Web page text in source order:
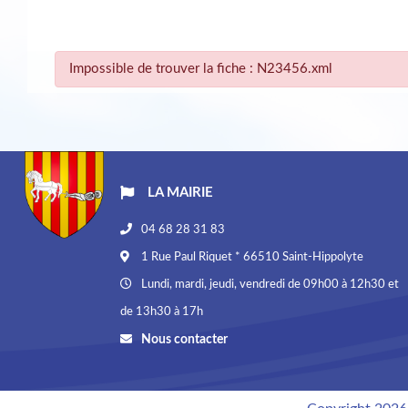
Impossible de trouver la fiche : N23456.xml
LA MAIRIE
04 68 28 31 83
1 Rue Paul Riquet * 66510 Saint-Hippolyte
Lundi, mardi, jeudi, vendredi de 09h00 à 12h30 et
de 13h30 à 17h
Nous contacter